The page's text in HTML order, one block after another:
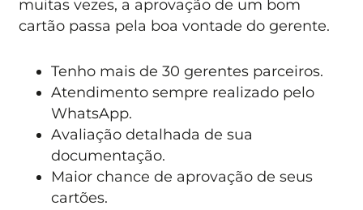
muitas vezes, a aprovação de um bom
cartão passa pela boa vontade do gerente.
Tenho mais de 30 gerentes parceiros.
Atendimento sempre realizado pelo
WhatsApp.
Avaliação detalhada de sua
documentação.
Maior chance de aprovação de seus
cartões.